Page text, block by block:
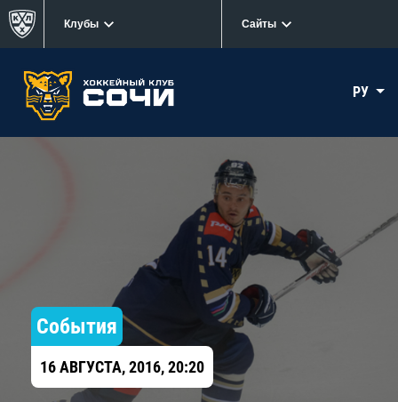
Клубы Сайты
РУ
События
16 АВГУСТА, 2016, 20:20